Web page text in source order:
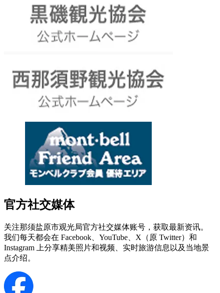
官方社交媒体
关注那须盐原市观光局官方社交媒体账号，获取最新资讯。
我们每天都会在 Facebook、YouTube、X（原 Twitter）和
Instagram 上分享精美照片和视频、实时旅游信息以及当地景
点介绍。